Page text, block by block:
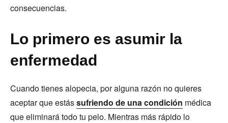
consecuencias.
Lo primero es asumir la
enfermedad
Cuando tienes alopecia, por alguna razón no quieres
aceptar que estássufriendo de una condición médica
que eliminará todo tu pelo. Mientras más rápido lo